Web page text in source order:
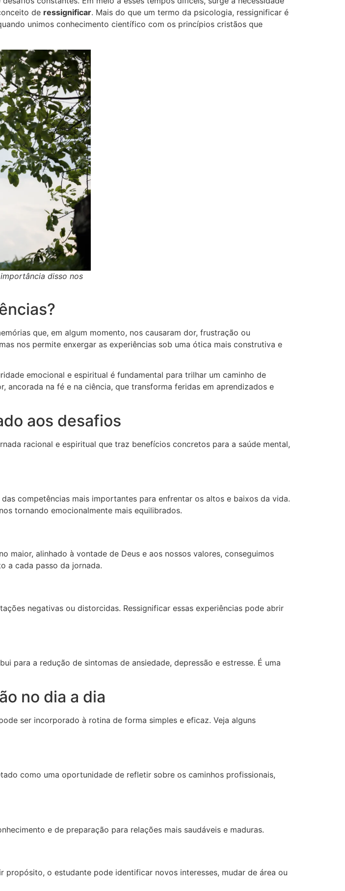
de ressignificar. Mais do que um termo da psicologia, ressignificar é
unimos conhecimento científico com os princípios cristãos que
disso nos
que, em algum momento, nos causaram dor, frustração ou
nos permite enxergar as experiências sob uma ótica mais construtiva e
emocional e espiritual é fundamental para trilhar um caminho de
na fé e na ciência, que transforma feridas em aprendizados e
aos desafios
racional e espiritual que traz benefícios concretos para a saúde mental,
competências mais importantes para enfrentar os altos e baixos da vida.
tornando emocionalmente mais equilibrados.
maior, alinhado à vontade de Deus e aos nossos valores, conseguimos
a cada passo da jornada.
negativas ou distorcidas. Ressignificar essas experiências pode abrir
para a redução de sintomas de ansiedade, depressão e estresse. É uma
no dia a dia
ser incorporado à rotina de forma simples e eficaz. Veja alguns
como uma oportunidade de refletir sobre os caminhos profissionais,
e de preparação para relações mais saudáveis e maduras.
o estudante pode identificar novos interesses, mudar de área ou